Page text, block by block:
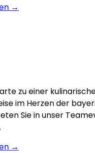
→
zu einer
im Herzen der
Sie in unser
→